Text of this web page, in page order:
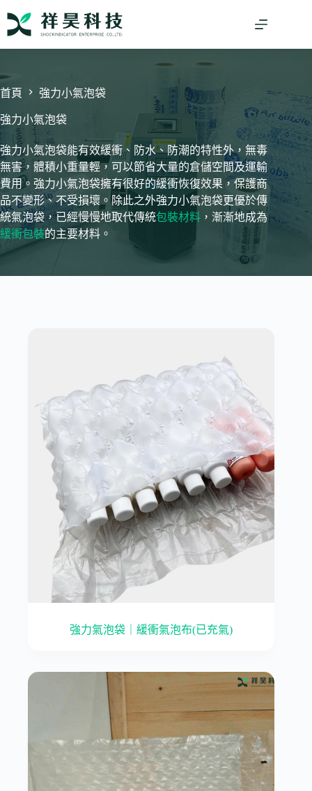
內
容
首頁 強力小氣泡袋
強力小氣泡袋
強力小氣泡袋能有效緩衝、防水、防潮的特性外，無毒
無害，體積小重量輕，可以節省大量的倉儲空間及運輸
費用。強力小氣泡袋擁有很好的緩衝恢復效果，保護商
品不變形、不受損壞。除此之外強力小氣泡袋更優於傳
統氣泡袋，已經慢慢地取代傳統包裝材料 ，漸漸地成為
緩衝包裝的主要材料。
強力氣泡袋｜緩衝氣泡布(已充氣)